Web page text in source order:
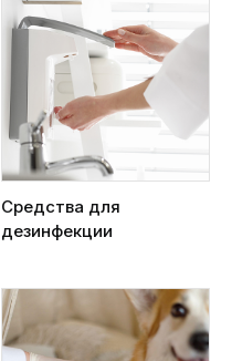
Средства для
дезинфекции